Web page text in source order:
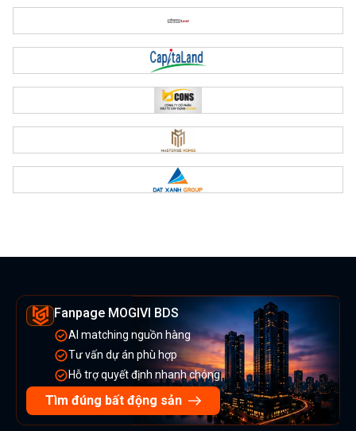
Fanpage MOGIVI BDS
AI matching nguồn hàng
Tư vấn dự án phù hợp
Hỗ trợ quyết định nhanh chóng
Tìm đúng bất động sản